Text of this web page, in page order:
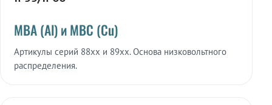
МВА (Al) и МВС (Cu)
Артикулы серий 88xx и 89xx. Основа низковольтного
распределения.